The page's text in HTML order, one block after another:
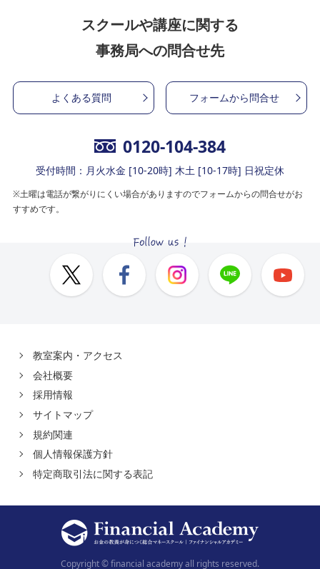
スクールや講座に関する
事務局への問合せ先
よくある質問 フォームから問合せ
0120-104-384
受付時間：月火水金 [10-20時] 木土 [10-17時] 日祝定休
※土曜は電話が繋がりにくい場合がありますのでフォームからの問合せがお
すすめです。
教室案内・アクセス
会社概要
採用情報
サイトマップ
規約関連
個人情報保護方針
特定商取引法に関する表記
Copyright © financial academy all rights reserved.